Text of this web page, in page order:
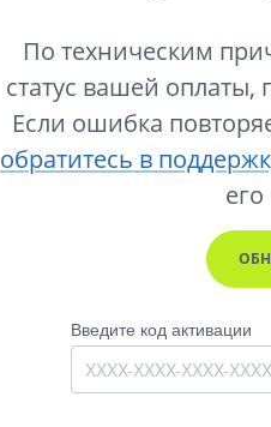
По техническим
статус вашей оплаты,
Если ошибка
обратитесь в
его
Введите код активации